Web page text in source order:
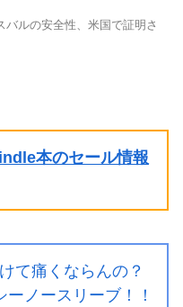
バルの安全性、米国で証明さ
本のセール情報
て痛くならんの？
ノースリーブ！！